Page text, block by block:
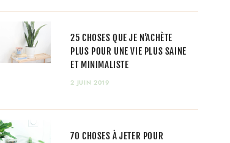
25 CHOSES QUE JE N’ACHÈTE
PLUS POUR UNE VIE PLUS SAINE
ET MINIMALISTE
2 JUIN 2019
70 CHOSES À JETER POUR